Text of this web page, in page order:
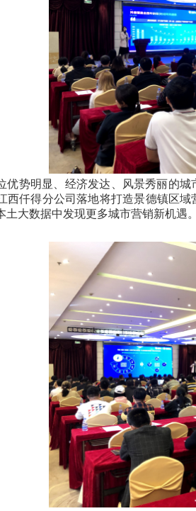
优势明显、经济发达、风景秀丽的
西仟得分公司落地将打造景德镇区
土大数据中发现更多城市营销新机遇